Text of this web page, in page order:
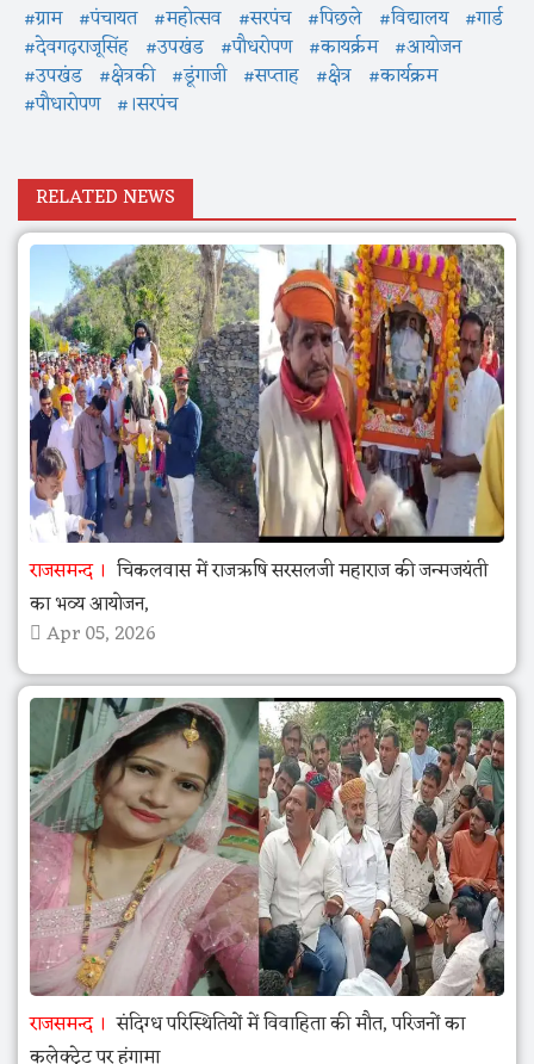
#ग्राम #पंचायत #महोत्सव #सरपंच #पिछले #विद्यालय #गार्ड
#देवगढ़राजूसिंह #उपखंड #पौधरोपण #कायर्क्रम #आयोजन
#उपखंड #क्षेत्रकी #डूंगाजी #सप्ताह #क्षेत्र #कार्यक्रम
#पौधारोपण #।सरपंच
RELATED NEWS
राजसमन्द
चिकलवास में राजऋषि सरसलजी महाराज की जन्मजयंती
का भव्य आयोजन,
Apr 05, 2026
राजसमन्द
संदिग्ध परिस्थितियों में विवाहिता की मौत, परिजनों का